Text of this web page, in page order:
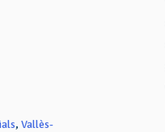
, Vallès-